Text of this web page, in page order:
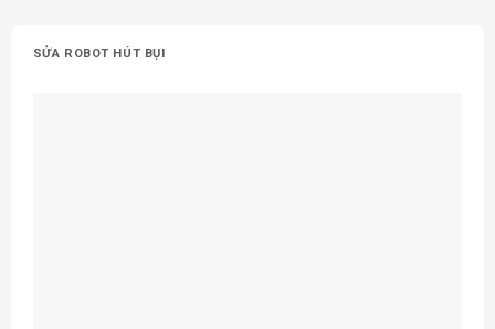
SỬA ROBOT HÚT BỤI